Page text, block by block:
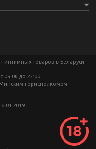
интимных товаров в Беларуси.
09:00 до 22:00
горисполкомом